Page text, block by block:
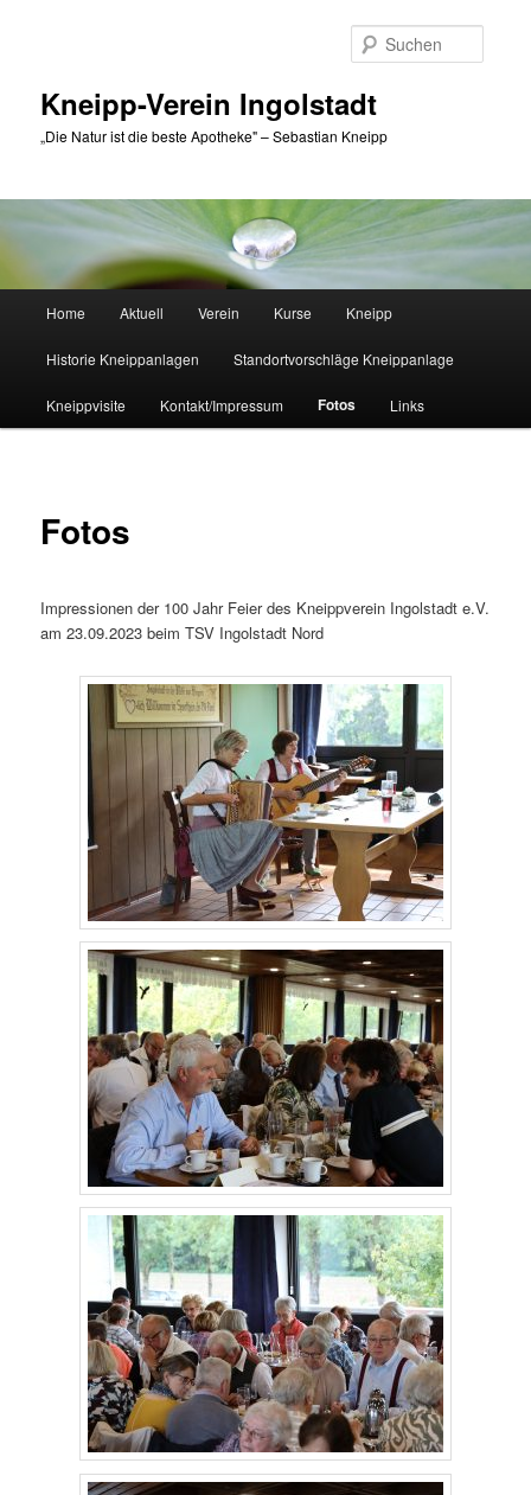
Kneipp-Verein Ingolstadt
„Die Natur ist die beste Apotheke" – Sebastian Kneipp
Home Aktuell Verein Kurse Kneipp
Historie Kneippanlagen Standortvorschläge Kneippanlage
Kneippvisite Kontakt/Impressum Fotos Links
Fotos
Impressionen der 100 Jahr Feier des Kneippverein Ingolstadt e.V.
am 23.09.2023 beim TSV Ingolstadt Nord